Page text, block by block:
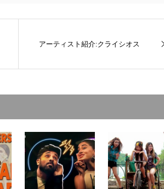
アーティスト紹介:クライシオス